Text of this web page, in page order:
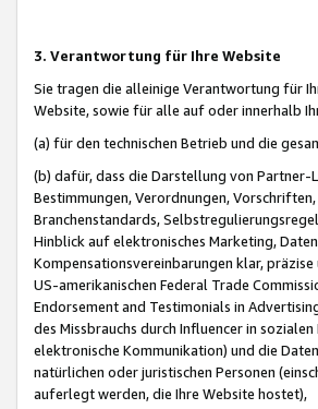
3. Verantwortung für Ihre Website
Sie tragen die alleinige Verantwortung für
Website, sowie für alle auf oder innerhalb
(a) für den technischen Betrieb und die
(b) dafür, dass die Darstellung von
Bestimmungen, Verordnungen,
Branchenstandards,
Hinblick auf elektronisches Marketing,
Kompensationsvereinbarungen klar,
US-amerikanischen Federal Trade
Endorsement and Testimonials in
des Missbrauchs durch Influencer in
elektronische Kommunikation) und die
natürlichen oder juristischen Personen
auferlegt werden, die Ihre Website hostet),